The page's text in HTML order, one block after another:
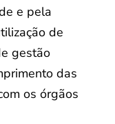
e pela
de
gestão
das
os órgãos